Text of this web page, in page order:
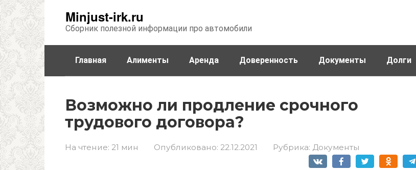
Minjust-irk.ru
Сборник полезной информации про автомобили
Главная Алименты Аренда Доверенность Документы Долги
Возможно ли продление срочного
трудового договора?
На чтение: 21 мин Опубликовано: 22.12.2021 Рубрика: Документы